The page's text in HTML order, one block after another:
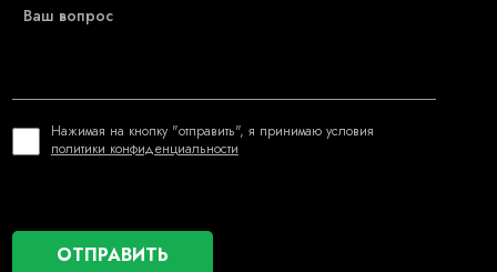
Нажимая на кнопку "отправить", я принимаю условия
политики конфиденциальности